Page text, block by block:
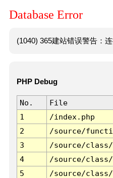
Database Error
(1040) 365建站错误警告：
PHP Debug
No. File
1
/index.php
2
/source/
3
/source/
4
/source/
5
/source/